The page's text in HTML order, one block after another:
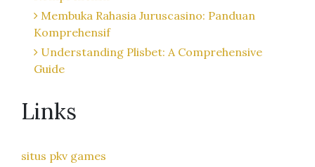
Membuka Rahasia Juruscasino: Panduan
Komprehensif
Understanding Plisbet: A Comprehensive
Guide
Links
situs pkv games